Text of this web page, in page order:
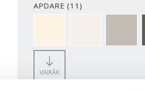
APDARE (11)
VAIRĀK